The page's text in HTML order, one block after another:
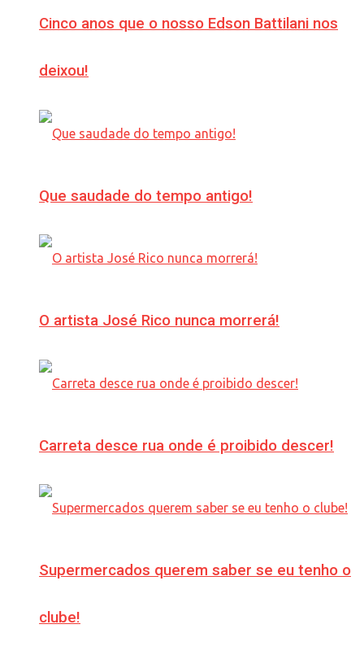
Cinco anos que o nosso Edson Battilani nos
deixou!
Que saudade do tempo antigo!
O artista José Rico nunca morrerá!
Carreta desce rua onde é proibido descer!
Supermercados querem saber se eu tenho o
clube!